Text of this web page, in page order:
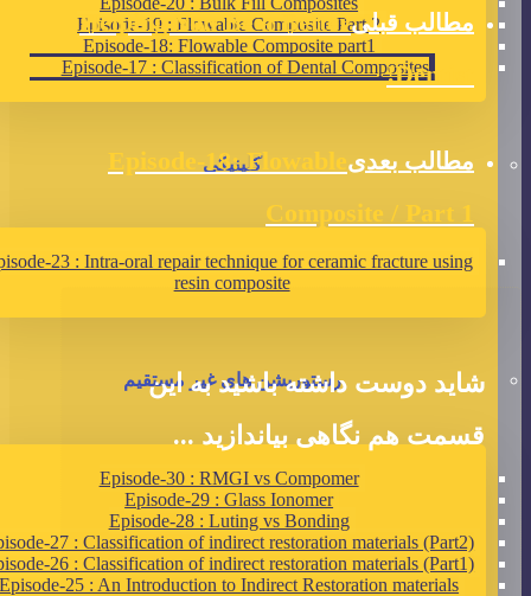
Episode-19 : Flowable Composite Part 2
Episode-18: Flowable Composite part1
Episode-17 : Classification of Dental Composites
کلینیکی
23 : Intra-oral repair technique for ceramic fracture using
resin composite
رستوریشن های غیر مستقیم
Episode-30 : RMGI vs Compomer
Episode-29 : Glass Ionomer
Episode-28 : Luting vs Bonding
27 : Classification of indirect restoration materials (Part2)
26 : Classification of indirect restoration materials (Part1)
Episode-25 : An Introduction to Indirect Restoration materials
مطالب قبلیHelping You Be a Better
Dentist!
مطالب بعدیEpisode-18: Flowable
Composite / Part 1
شاید دوست داشته باشید به این
قسمت هم نگاهی بیاندازید ...